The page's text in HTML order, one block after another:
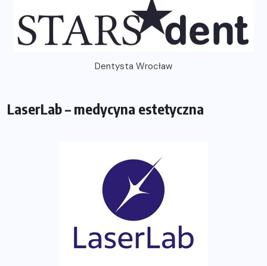
Dentysta Wrocław
LaserLab – medycyna estetyczna